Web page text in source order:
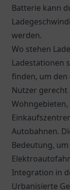
Batterie kann
werden.
Wo stehen
Ladestationen
finden, um
Nutzer gerecht
Autobahnen.
Bedeutung,
Integration in
Urbanisierte